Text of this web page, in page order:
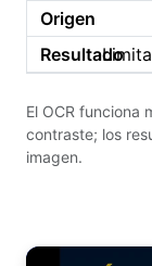
El OCR funciona
contraste; los
imagen.